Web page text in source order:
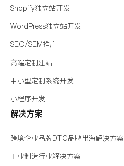
Shopify独立站开发
WordPress独立站开发
SEO/SEM推广
高端定制建站
中小型定制系统开发
小程序开发
解决方案
跨境企业品牌DTC品牌出海解决方案
工业制造行业解决方案